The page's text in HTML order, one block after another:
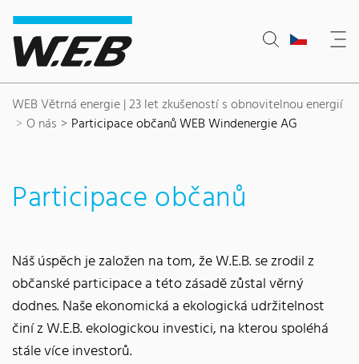
Content Area
Hledat
Main navigation
Sídlo společnosti
Footer
WEB Větrná energie | 23 let zkušeností s obnovitelnou energií
O nás
Participace občanů WEB Windenergie AG
Participace občanů
Náš úspěch je založen na tom, že W.E.B. se zrodil z
občanské participace a této zásadě zůstal věrný
dodnes. Naše ekonomická a ekologická udržitelnost
činí z W.E.B. ekologickou investici, na kterou spoléhá
stále více investorů.